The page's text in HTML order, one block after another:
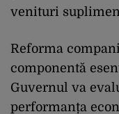
venituri
Reforma
componentă
Guvernul va
performanța